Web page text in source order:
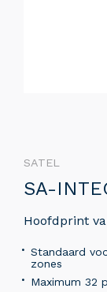
SATEL
SA-
Hoofdprint
Standaard
zones
Maximum 32